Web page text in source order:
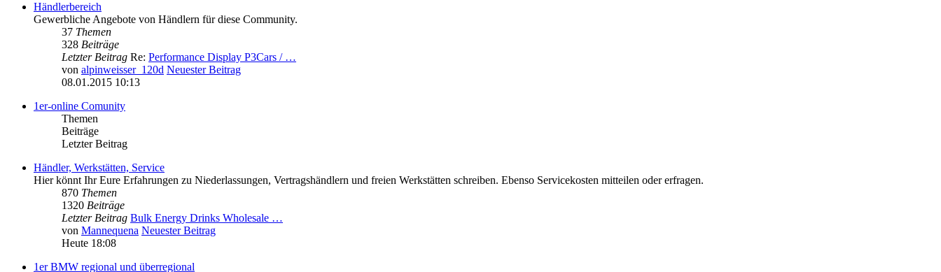
Händlerbereich
Gewerbliche Angebote von Händlern für diese Community.
37 Themen
328 Beiträge
Letzter Beitrag Re: Performance Display P3Cars / …
von alpinweisser_120d Neuester Beitrag
08.01.2015 10:13
1er-online Comunity
Themen
Beiträge
Letzter Beitrag
Händler, Werkstätten, Service
Hier könnt Ihr Eure Erfahrungen zu Niederlassungen, Vertragshändlern und freien Werkstätten schreiben. Ebenso Servicekosten mitteilen oder erfragen.
870 Themen
1320 Beiträge
Letzter Beitrag Bulk Energy Drinks Wholesale …
von Mannequena Neuester Beitrag
Heute 18:08
1er BMW regional und überregional